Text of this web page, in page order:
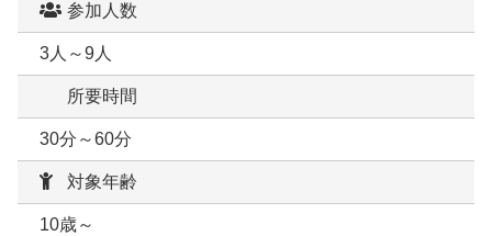
参加人数
3人～9人
所要時間
30分～60分
対象年齢
10歳～